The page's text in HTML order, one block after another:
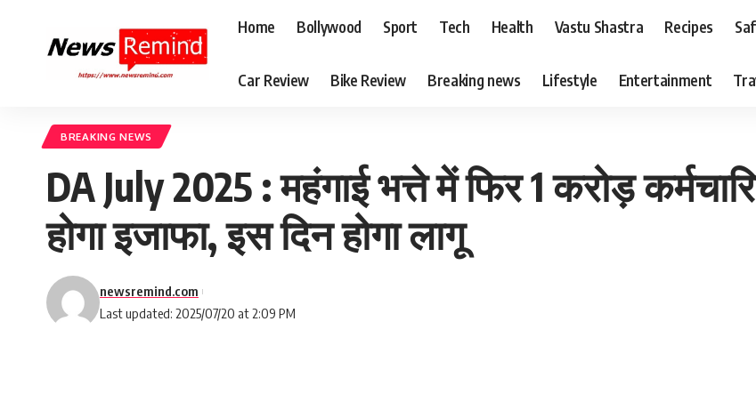
Home Bollywood Sport Tech Health Vastu Shastra Recipes
Car Review Bike Review Breaking news Lifestyle Entertainment
BREAKING NEWS
DA July 2025 : महंगाई भत्ते में फिर 1 करोड़
होगा इजाफा, इस दिन होगा लागू
Last updated: 2025/07/20 at 2:09 PM
newsremind.com